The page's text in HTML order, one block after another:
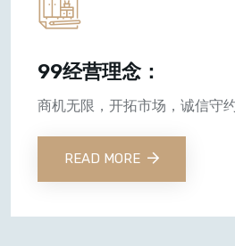
99经营理念：
商机无限，开拓市场，诚信守
READ MORE